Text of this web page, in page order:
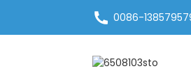
0086-